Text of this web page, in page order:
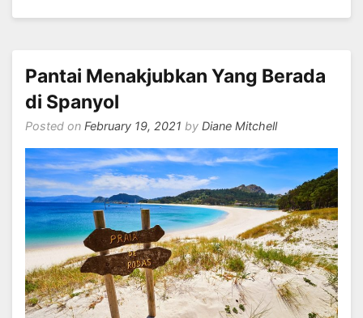
Pantai Menakjubkan Yang Berada
di Spanyol
Posted on February 19, 2021 by Diane Mitchell